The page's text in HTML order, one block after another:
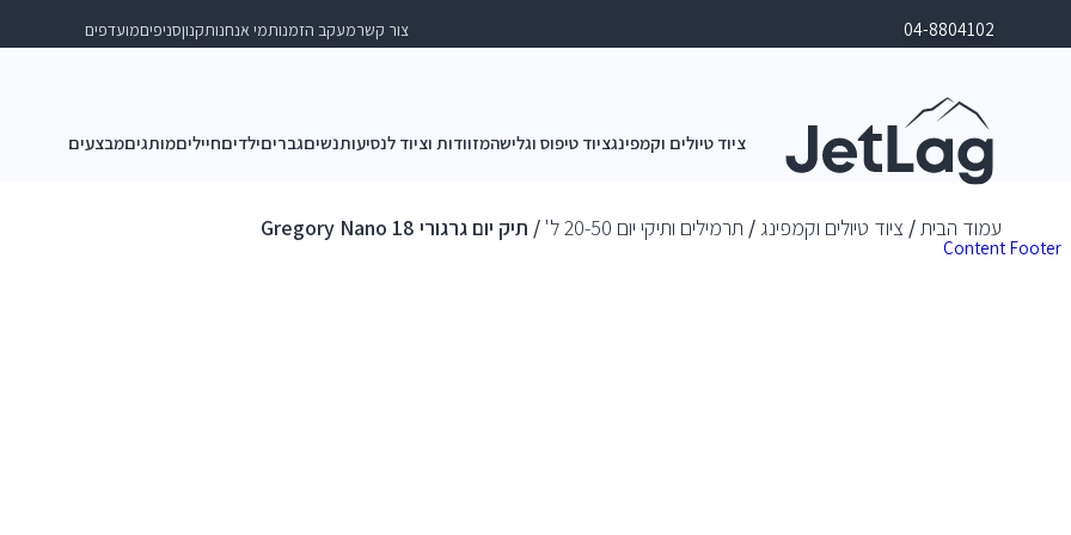
Content Footer
04-8804102 צור קשרמעקב הזמנותמי אנחנותקנוןסניפיםמועדפים
ציוד טיולים וקמפינגציוד טיפוס וגלישהמזוודות וציוד לנסיעותנשיםגבריםילדיםחייליםמותגיםמבצעים
עמוד הבית/ ציוד טיולים וקמפינג/ תרמילים ותיקי יום 20-50 ל' / תיק יום גרגורי Gregory Nano 18